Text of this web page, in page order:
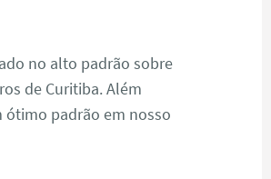
no alto padrão sobre
de Curitiba. Além
ótimo padrão em nosso